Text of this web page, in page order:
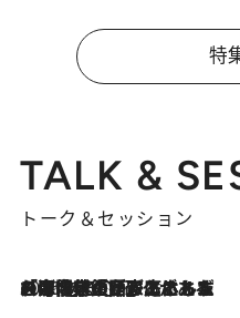
特
TALK &
トーク＆セッション
2026.8.3
「今後値上げがあるとすれば…」「リスクがあるのは今年の冬」エネルギー専門家が語る、ホルムズ海峡封鎖が家庭にもたらす“ある心配”